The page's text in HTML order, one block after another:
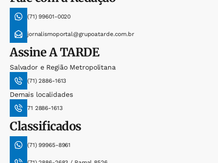
(71) 99601-0020
jornalismoportal@grupoatarde.com.br
AssineA TARDE
Salvador e Região Metropolitana
(71) 2886-1613
Demais localidades
71 2886-1613
Classificados
(71) 99965-8961